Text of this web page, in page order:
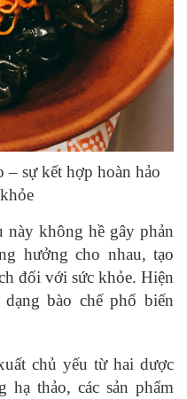
sự kết hợp hoàn hảo
này không hề gây phản
hưởng cho nhau, tạo
đối với sức khỏe. Hiện
bào chế phổ biến
chủ yếu từ hai dược
thảo, các sản phẩm